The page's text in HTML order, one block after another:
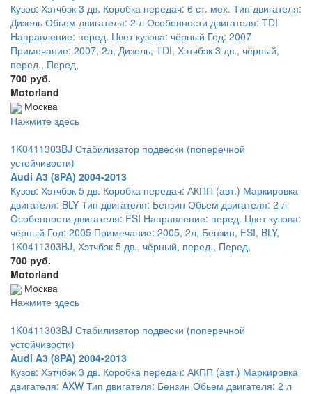
Кузов: Хэтчбэк 3 дв. Коробка передач: 6 ст. мех. Тип двигателя:
Дизель Обьем двигателя: 2 л Особенности двигателя: TDI
Направление: перед. Цвет кузова: чёрный Год: 2007
Примечание: 2007, 2л, Дизель, TDI, Хэтчбэк 3 дв., чёрный,
перед., Перед,
700 руб.
Motorland
Москва
Нажмите здесь
1K0411303BJ Стабилизатор подвески (поперечной
устойчивости)
Audi A3 (8PA) 2004-2013
Кузов: Хэтчбэк 5 дв. Коробка передач: АКПП (авт.) Маркировка
двигателя: BLY Тип двигателя: Бензин Обьем двигателя: 2 л
Особенности двигателя: FSI Направление: перед. Цвет кузова:
чёрный Год: 2005 Примечание: 2005, 2л, Бензин, FSI, BLY,
1K0411303BJ, Хэтчбэк 5 дв., чёрный, перед., Перед,
700 руб.
Motorland
Москва
Нажмите здесь
1K0411303BJ Стабилизатор подвески (поперечной
устойчивости)
Audi A3 (8PA) 2004-2013
Кузов: Хэтчбэк 3 дв. Коробка передач: АКПП (авт.) Маркировка
двигателя: AXW Тип двигателя: Бензин Обьем двигателя: 2 л